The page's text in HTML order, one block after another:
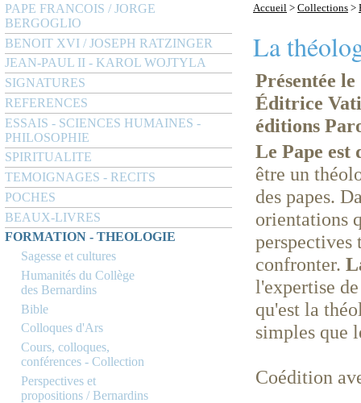
PAPE FRANCOIS / JORGE
BERGOGLIO
BENOIT XVI / JOSEPH RATZINGER
JEAN-PAUL II - KAROL WOJTYLA
SIGNATURES
REFERENCES
ESSAIS - SCIENCES HUMAINES -
PHILOSOPHIE
SPIRITUALITE
TEMOIGNAGES - RECITS
POCHES
BEAUX-LIVRES
FORMATION - THEOLOGIE
Sagesse et cultures
Humanités du Collège
des Bernardins
Bible
Colloques d'Ars
Cours, colloques,
conférences - Collection
Perspectives et
propositions / Bernardins
Accueil > Collections >
La
Présentée
Éditrice
éditions
Le Pape est
être un
des papes.
orientations
perspectives
confronter.
l'expertise
qu'est la
simples que
Coédition